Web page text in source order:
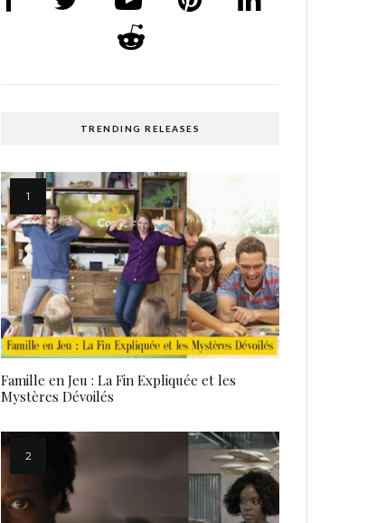
TRENDING RELEASES
Famille en Jeu : La Fin Expliquée et les
Mystères Dévoilés